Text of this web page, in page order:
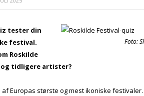
Foto:
tester din
festival.
Roskilde
tidligere artister?
af Europas største og mest ikoniske